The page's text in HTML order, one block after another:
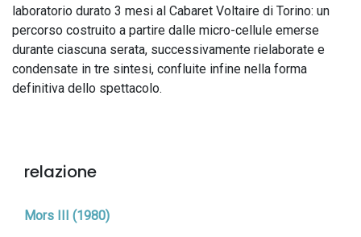
laboratorio durato 3 mesi al Cabaret Voltaire di Torino: un
percorso costruito a partire dalle micro-cellule emerse
durante ciascuna serata, successivamente rielaborate e
condensate in tre sintesi, confluite infine nella forma
definitiva dello spettacolo.
relazione
Mors III (1980)